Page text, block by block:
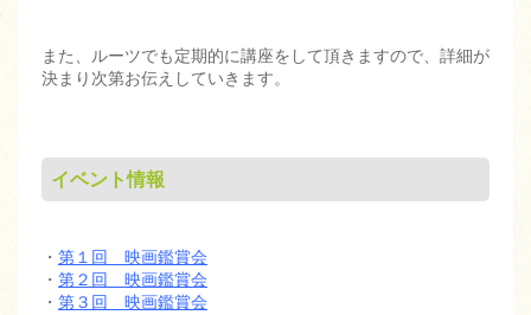
また、ルーツでも定期的に講座をして頂きますので、詳細が
決まり次第お伝えしていきます。
イベント情報
・ 第１回 映画鑑賞会
・ 第２回 映画鑑賞会
・ 第３回 映画鑑賞会